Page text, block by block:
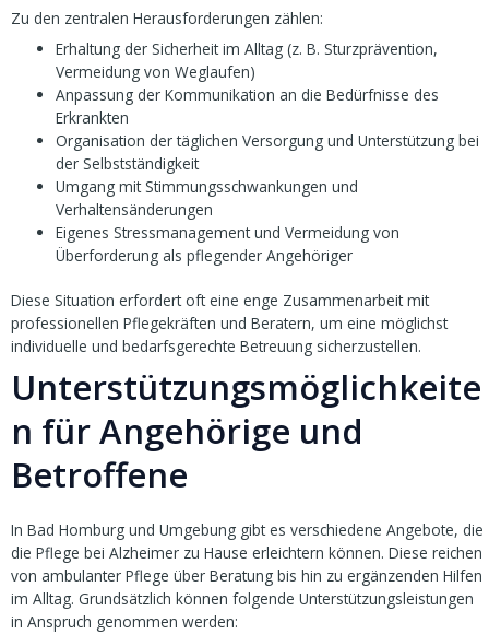
Zu den zentralen Herausforderungen zählen:
Erhaltung der Sicherheit im Alltag (z. B. Sturzprävention,
Vermeidung von Weglaufen)
Anpassung der Kommunikation an die Bedürfnisse des
Erkrankten
Organisation der täglichen Versorgung und Unterstützung bei
der Selbstständigkeit
Umgang mit Stimmungsschwankungen und
Verhaltensänderungen
Eigenes Stressmanagement und Vermeidung von
Überforderung als pflegender Angehöriger
Diese Situation erfordert oft eine enge Zusammenarbeit mit
professionellen Pflegekräften und Beratern, um eine möglichst
individuelle und bedarfsgerechte Betreuung sicherzustellen.
Unterstützungsmöglichkeite
n für Angehörige und
Betroffene
In Bad Homburg und Umgebung gibt es verschiedene Angebote, die
die Pflege bei Alzheimer zu Hause erleichtern können. Diese reichen
von ambulanter Pflege über Beratung bis hin zu ergänzenden Hilfen
im Alltag. Grundsätzlich können folgende Unterstützungsleistungen
in Anspruch genommen werden: